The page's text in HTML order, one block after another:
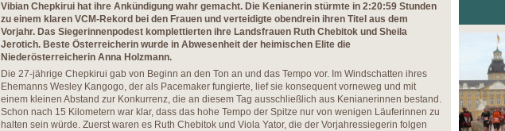
Vibian Chepkirui hat ihre Ankündigung wahr gemacht. Die Kenianerin stürmte in 2:20:59 Stunden
zu einem klaren VCM-Rekord bei den Frauen und verteidigte obendrein ihren Titel aus dem
Vorjahr. Das Siegerinnenpodest komplettierten ihre Landsfrauen Ruth Chebitok und Sheila
Jerotich. Beste Österreicherin wurde in Abwesenheit der heimischen Elite die
Niederösterreicherin Anna Holzmann.
Die 27-jährige Chepkirui gab von Beginn an den Ton an und das Tempo vor. Im Windschatten ihres
Ehemanns Wesley Kangogo, der als Pacemaker fungierte, lief sie konsequent vorneweg und mit
einem kleinen Abstand zur Konkurrenz, die an diesem Tag ausschließlich aus Kenianerinnen bestand.
Schon nach 15 Kilometern war klar, dass das hohe Tempo der Spitze nur von wenigen Läuferinnen zu
halten sein würde. Zuerst waren es Ruth Chebitok und Viola Yator, die der Vorjahressiegerin folgen